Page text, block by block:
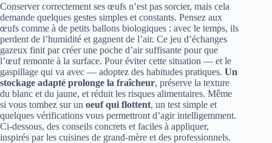
Conserver correctement ses œufs n’est pas sorcier, mais cela
demande quelques gestes simples et constants. Pensez aux
œufs comme à de petits ballons biologiques : avec le temps, ils
perdent de l’humidité et gagnent de l’air. Ce jeu d’échanges
gazeux finit par créer une poche d’air suffisante pour que
l’œuf remonte à la surface. Pour éviter cette situation — et le
gaspillage qui va avec — adoptez des habitudes pratiques. Un
stockage adapté prolonge la fraîcheur, préserve la texture
du blanc et du jaune, et réduit les risques alimentaires. Même
si vous tombez sur un oeuf qui flottent, un test simple et
quelques vérifications vous permettront d’agir intelligemment.
Ci‑dessous, des conseils concrets et faciles à appliquer,
inspirés par les cuisines de grand‑mère et des professionnels.